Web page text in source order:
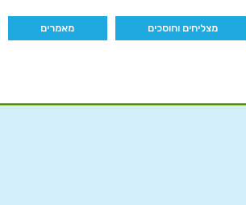
מצליחים וחוסכים מאמרים